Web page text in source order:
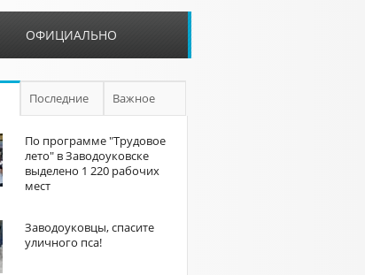
ОФИЦИАЛЬНО
Последние Важное
По программе "Трудовое
лето" в Заводоуковске
выделено 1 220 рабочих
мест
Заводоуковцы, спасите
уличного пса!